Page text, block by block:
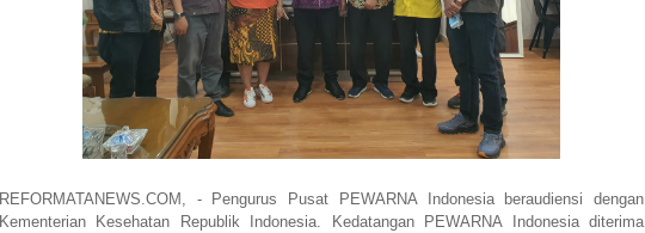
REFORMATANEWS.COM, - Pengurus Pusat PEWARNA Indonesia beraudiensi dengan
Kementerian Kesehatan Republik Indonesia. Kedatangan PEWARNA Indonesia diterima